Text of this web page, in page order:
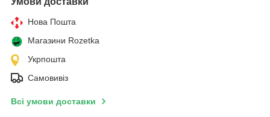
Нова Пошта
Магазини Rozetka
Укрпошта
Самовивіз
Всі умови доставки